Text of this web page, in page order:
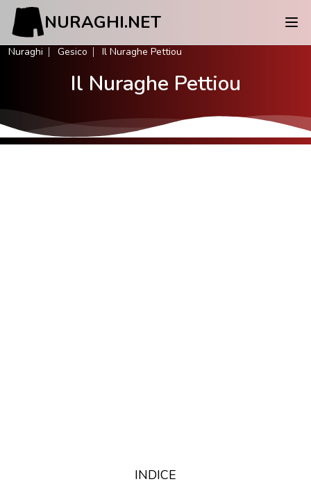
NURAGHI.NET
Nuraghi Gesico Il Nuraghe Pettiou
Il Nuraghe Pettiou
INDICE